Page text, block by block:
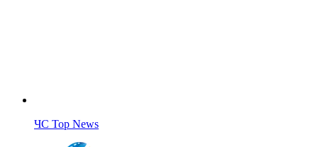
ЧС Top News